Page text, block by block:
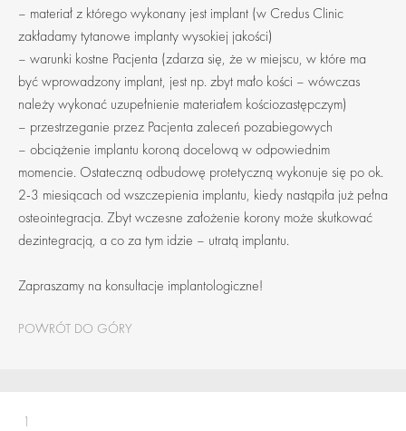
– materiał z którego wykonany jest implant (w Credus Clinic
zakładamy tytanowe implanty wysokiej jakości)
– warunki kostne Pacjenta (zdarza się, że w miejscu, w które ma
być wprowadzony implant, jest np. zbyt mało kości – wówczas
należy wykonać uzupełnienie materiałem kościozastępczym)
– przestrzeganie przez Pacjenta zaleceń pozabiegowych
– obciążenie implantu koroną docelową w odpowiednim
momencie. Ostateczną odbudowę protetyczną wykonuje się po ok.
2-3 miesiącach od wszczepienia implantu, kiedy nastąpiła już pełna
osteointegracja. Zbyt wczesne założenie korony może skutkować
dezintegracją, a co za tym idzie – utratą implantu.
Zapraszamy na konsultacje implantologiczne!
POWRÓT DO GÓRY
1